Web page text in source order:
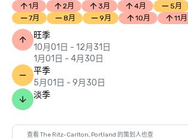
1月 2月 3月 4月 5月
7月
8月 9月 10月 11月
旺季
10月01日 - 12月31日
1月01日 - 4月30日
平季
5月01日 - 9月30日
淡季
查看 The Ritz-Carlton, Portland 的策划人也查